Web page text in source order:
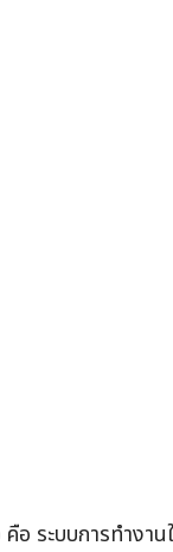
อ ระบบการทำง